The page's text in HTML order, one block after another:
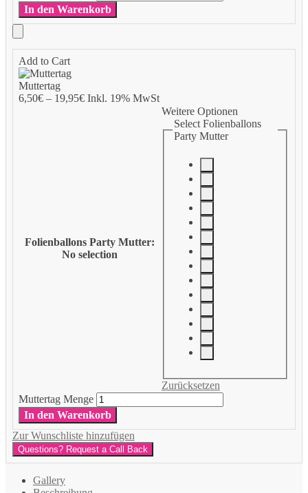
In den Warenkorb
Add to Cart
Muttertag
6,50€– 19,95€Inkl. 19% MwSt
Folienballons Party Mutter:
No selection
Weitere Optionen
Select Folienballons
Party Mutter
Zurücksetzen
Muttertag Menge
In den Warenkorb
Zur Wunschliste hinzufügen
Questions? Request a Call Back
Gallery